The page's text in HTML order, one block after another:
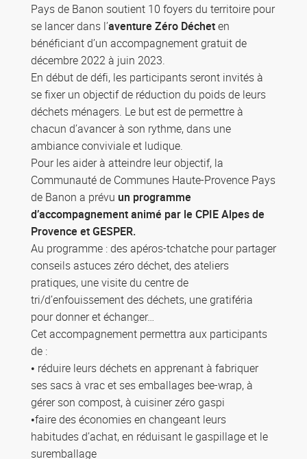
Pays de Banon soutient 10 foyers du territoire pour
se lancer dans l’aventure Zéro Décheten
bénéficiant d’un accompagnement gratuit de
décembre 2022 à juin 2023.
En début de défi, les participants seront invités à
se fixer un objectif de réduction du poids de leurs
déchets ménagers. Le but est de permettre à
chacun d’avancer à son rythme, dans une
ambiance conviviale et ludique.
Pour les aider à atteindre leur objectif, la
Communauté de Communes Haute-Provence Pays
de Banon a prévu un programme
d’accompagnement animé par le CPIE Alpes de
Provence et GESPER.
Au programme : des apéros-tchatche pour partager
conseils astuces zéro déchet, des ateliers
pratiques, une visite du centre de
tri/d’enfouissement des déchets, une gratiféria
pour donner et échanger…
Cet accompagnement permettra aux participants
de :
• réduire leurs déchets en apprenant à fabriquer
ses sacs à vrac et ses emballages bee-wrap, à
gérer son compost, à cuisiner zéro gaspi
•faire des économies en changeant leurs
habitudes d’achat, en réduisant le gaspillage et le
suremballage